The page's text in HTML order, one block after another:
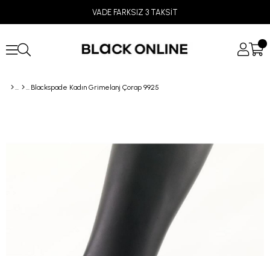
VADE FARKSIZ 3 TAKSİT
Blackspade Kadın Grimelanj Çorap 9925